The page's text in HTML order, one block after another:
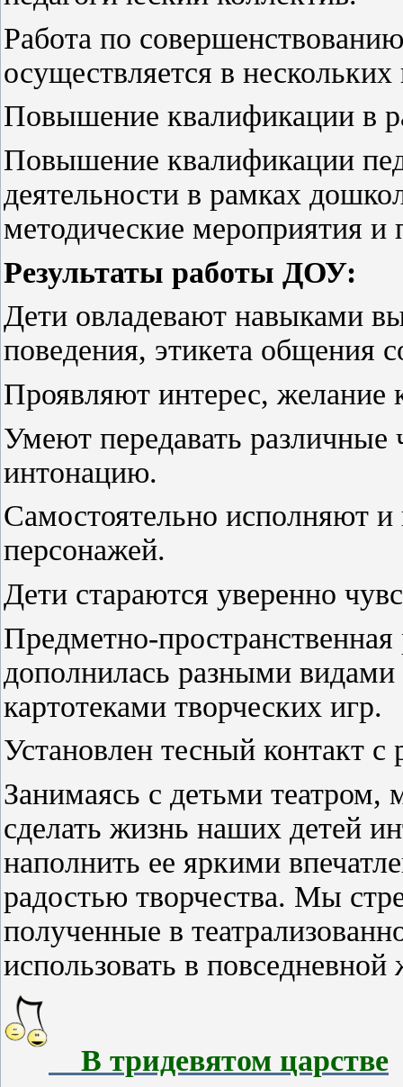
Работа по
осуществляется в
Повышение квалификации в
Повышение квалификации
деятельности в рамках
методические мероприятия и
Результаты работы ДОУ:
Дети овладевают навыками
поведения, этикета общения
Проявляют интерес, желание
Умеют передавать различные
интонацию.
Самостоятельно исполняют
персонажей.
Дети стараются уверенно
Предметно-
дополнилась разными
картотеками творческих игр.
Установлен тесный контакт с
Занимаясь с детьми театром,
сделать жизнь наших детей
наполнить ее яркими
радостью творчества. Мы
полученные в
использовать в повседневной
В тридевятом царстве